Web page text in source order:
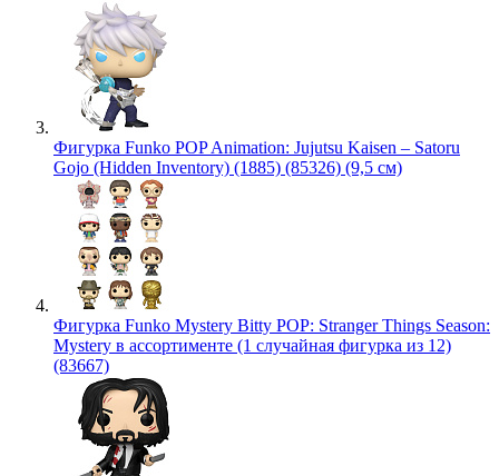
Фигурка Funko POP Animation: Jujutsu Kaisen – Satoru
Gojo (Hidden Inventory) (1885) (85326) (9,5 см)
Фигурка Funko Mystery Bitty POP: Stranger Things Season:
Mystery в ассортименте (1 случайная фигурка из 12)
(83667)